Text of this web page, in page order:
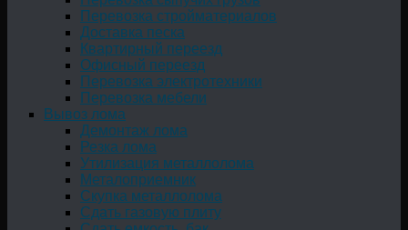
Перевозка стройматериалов
Доставка песка
Квартирный переезд
Офисный переезд
Перевозка электротехники
Перевозка мебели
Вывоз лома
Демонтаж лома
Резка лома
Утилизация металлолома
Металоприемник
Скупка металлолома
Сдать газовую плиту